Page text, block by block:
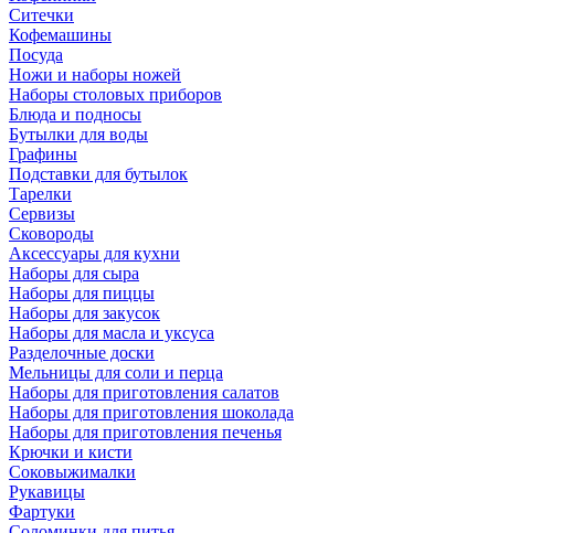
Ситечки
Кофемашины
Посуда
Ножи и наборы ножей
Наборы столовых приборов
Блюда и подносы
Бутылки для воды
Графины
Подставки для бутылок
Тарелки
Сервизы
Сковороды
Аксессуары для кухни
Наборы для сыра
Наборы для пиццы
Наборы для закусок
Наборы для масла и уксуса
Разделочные доски
Мельницы для соли и перца
Наборы для приготовления салатов
Наборы для приготовления шоколада
Наборы для приготовления печенья
Крючки и кисти
Соковыжималки
Рукавицы
Фартуки